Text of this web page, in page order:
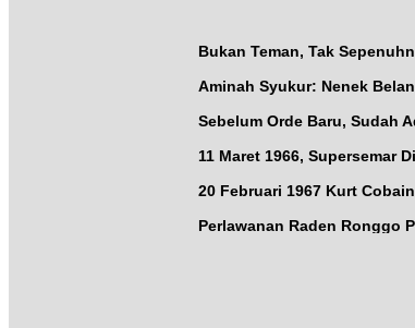
Bukan Teman, Tak
Aminah Syukur: Nenek
Sebelum Orde Baru, Sudah
11 Maret 1966, Supersemar
20 Februari 1967 Kurt
Perlawanan Raden Ronggo